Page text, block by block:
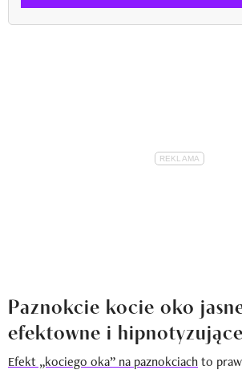
Paznokcie kocie oko
efektowne i hipnotyzujące
Efekt „kociego oka” na paznokciachto